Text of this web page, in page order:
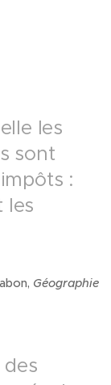
les
sont
:
les
Géographie